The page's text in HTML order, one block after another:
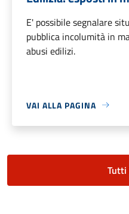
E' possibile segnalare
pubblica incolumità in
abusi edilizi.
VAI ALLA PAGINA
Tutti